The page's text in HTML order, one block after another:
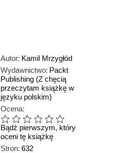
Autor: Kamil Mrzygłód
Wydawnictwo: Packt
Publishing (Z chęcią
przeczytam książkę w
języku polskim)
Ocena:
Bądź pierwszym, który
oceni tę książkę
Stron: 632